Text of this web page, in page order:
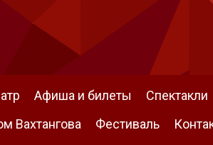
Афиша и билеты Спектакли
Вахтангова
Фестиваль